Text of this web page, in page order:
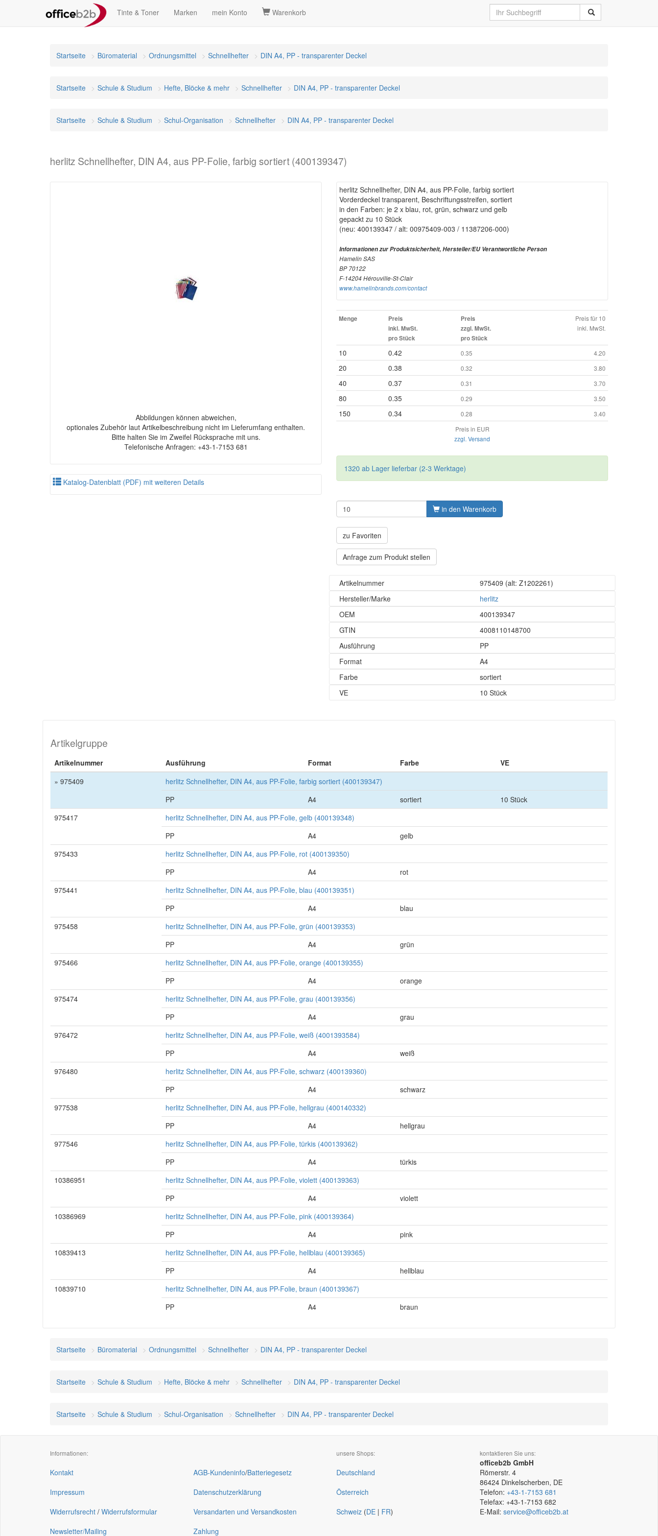
Tinte & Toner Marken mein Konto Warenkorb
Startseite Büromaterial Ordnungsmittel Schnellhefter DIN A4, PP - transparenter Deckel
Startseite Schule & Studium Hefte, Blöcke & mehr Schnellhefter DIN A4, PP - transparenter Deckel
Startseite Schule & Studium Schul-Organisation Schnellhefter DIN A4, PP - transparenter Deckel
herlitz Schnellhefter, DIN A4, aus PP-Folie, farbig sortiert (400139347)
Abbildungen können abweichen,
optionales Zubehör laut Artikelbeschreibung nicht im Lieferumfang enthalten.
Bitte halten Sie im Zweifel Rücksprache mit uns.
Telefonische Anfragen: +43-1-7153 681
Katalog-Datenblatt (PDF) mit weiteren Details
herlitz Schnellhefter, DIN A4, aus PP-Folie, farbig sortiert
Vorderdeckel transparent, Beschriftungsstreifen, sortiert
in den Farben: je 2 x blau, rot, grün, schwarz und gelb
gepackt zu 10 Stück
(neu: 400139347 / alt: 00975409-003 / 11387206-000)
Informationen zur Produktsicherheit, Hersteller/EU Verantwortliche Person
Hamelin SAS
BP 70122
F-14204 Hérouville-St-Clair
www.hamelinbrands.com/contact
Menge
Preis
inkl. MwSt.
pro Stück
Preis
zzgl. MwSt.
pro Stück
Preis für 10
inkl. MwSt.
10 0.42 0.35 4.20
20 0.38 0.32 3.80
40 0.37 0.31 3.70
80 0.35 0.29 3.50
150 0.34 0.28
3.40
Preis in EUR
zzgl. Versand
1320 ab Lager lieferbar (2-3 Werktage)
in den Warenkorb
zu Favoriten
Anfrage zum Produkt stellen
Artikelnummer 975409 (alt: Z1202261)
Hersteller/Marke
herlitz
OEM
400139347
GTIN
4008110148700
Ausführung
PP
Format
A4
Farbe
sortiert
VE
10 Stück
Artikelgruppe
Artikelnummer Ausführung Format Farbe
VE
» 975409
herlitz Schnellhefter, DIN A4, aus PP-Folie, farbig sortiert (400139347)
PP
A4 sortiert
10 Stück
975417
herlitz Schnellhefter, DIN A4, aus PP-Folie, gelb (400139348)
PP
A4
gelb
975433
herlitz Schnellhefter, DIN A4, aus PP-Folie, rot (400139350)
PP
A4
rot
975441
herlitz Schnellhefter, DIN A4, aus PP-Folie, blau (400139351)
PP
A4
blau
975458
herlitz Schnellhefter, DIN A4, aus PP-Folie, grün (400139353)
PP
A4
grün
975466
herlitz Schnellhefter, DIN A4, aus PP-Folie, orange (400139355)
PP
A4
orange
975474
herlitz Schnellhefter, DIN A4, aus PP-Folie, grau (400139356)
PP
A4
grau
976472
herlitz Schnellhefter, DIN A4, aus PP-Folie, weiß (4001393584)
PP
A4
weiß
976480
herlitz Schnellhefter, DIN A4, aus PP-Folie, schwarz (400139360)
PP
A4
schwarz
977538
herlitz Schnellhefter, DIN A4, aus PP-Folie, hellgrau (400140332)
PP
A4
hellgrau
977546
herlitz Schnellhefter, DIN A4, aus PP-Folie, türkis (400139362)
PP
A4
türkis
10386951
herlitz Schnellhefter, DIN A4, aus PP-Folie, violett (400139363)
PP
A4
violett
10386969
herlitz Schnellhefter, DIN A4, aus PP-Folie, pink (400139364)
PP
A4
pink
10839413
herlitz Schnellhefter, DIN A4, aus PP-Folie, hellblau (400139365)
PP
A4
hellblau
10839710
herlitz Schnellhefter, DIN A4, aus PP-Folie, braun (400139367)
PP
A4 braun
Startseite Büromaterial Ordnungsmittel Schnellhefter DIN A4, PP - transparenter Deckel
Startseite Schule & Studium Hefte, Blöcke & mehr Schnellhefter DIN A4, PP - transparenter Deckel
Startseite Schule & Studium Schul-Organisation Schnellhefter DIN A4, PP - transparenter Deckel
Informationen:
Kontakt
Impressum
Widerrufsrecht / Widerrufsformular
Newsletter/Mailing
AGB-Kundeninfo/Batteriegesetz
Datenschutzerklärung
Versandarten und Versandkosten
Zahlung
unsere Shops:
Deutschland
Österreich
Schweiz (DE | FR)
kontaktieren Sie uns:
officeb2b GmbH
Römerstr. 4
86424 Dinkelscherben, DE
Telefon: +43-1-7153 681
Telefax: +43-1-7153 682
E-Mail: service@officeb2b.at